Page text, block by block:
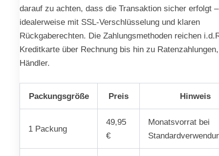
darauf zu achten, dass die Transaktion sicher erfolgt –
idealerweise mit SSL-Verschlüsselung und klaren
Rückgaberechten. Die Zahlungsmethoden reichen
Kreditkarte über Rechnung bis hin zu
Händler.
Packungsgröße Preis Hinweis
1 Packung
49,95
€
Monatsvorrat bei